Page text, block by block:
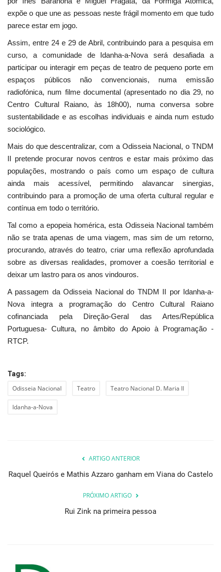
expõe o que une as pessoas neste frágil momento em que tudo
parece estar em jogo.
Assim, entre 24 e 29 de Abril, contribuindo para a pesquisa em
curso, a comunidade de Idanha‑a-Nova será desafiada a
participar ou interagir em peças de teatro de pequeno porte em
espaços públicos não convencionais, numa emissão
radiofónica, num filme documental (apresentado no dia 29, no
Centro Cultural Raiano, às 18h00), numa conversa sobre
sustentabilidade e as escolhas individuais e ainda num estudo
sociológico.
Mais do que descentralizar, com a Odisseia Nacional, o TNDM
II pretende procurar novos centros e estar mais próximo das
populações, mostrando o país como um espaço de cultura
ainda mais acessível, permitindo alavancar sinergias,
contribuindo para a promoção de uma oferta cultural regular e
contínua em todo o território.
Tal como a epopeia homérica, esta Odisseia Nacional também
não se trata apenas de uma viagem, mas sim de um retorno,
procurando, através do teatro, criar uma reflexão aprofundada
sobre as diversas realidades, promover a coesão territorial e
deixar um lastro para os anos vindouros.
A passagem da Odisseia Nacional do TNDM II por Idanha-a-
Nova integra a programação do Centro Cultural Raiano
cofinanciada pela Direção-Geral das Artes/República
Portuguesa- Cultura, no âmbito do Apoio à Programação -
RTCP.
Tags:
Odisseia Nacional Teatro Teatro Nacional D. Maria II
Idanha-a-Nova
ARTIGO ANTERIOR
Raquel Queirós e Mathis Azzaro ganham em Viana do Castelo
PRÓXIMO ARTIGO
Rui Zink na primeira pessoa